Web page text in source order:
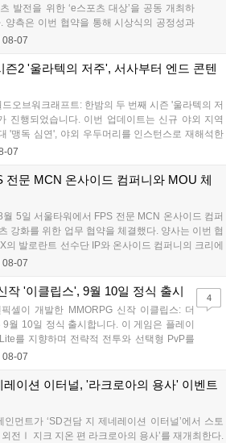
발전을 위한 ‘e스포츠 대상’을 공동 개최하
양측은 이번 협약을 통해 시상식의 공정성과
세대를 겨냥한 미디어 영향력을 확대해 e
만에 재추진되는 이번 시상식이 e스포츠의
알리는 권위 있는 행사가 되도록 노력하겠다
08-07
즌2 '울라텍의 저주', 서사부터 엔드 콘텐
오브워크래프트: 한밤의 두 번째 시즌 '울라텍의 저
진행되었습니다. 이번 업데이트는 신규 야외 지역
'맹독 심연', 야외 우두머리를 인스턴스로 재해석한
개발진은 하우징 시스템 개선 및 신화+ 던전 로테이
07
전문 MCN 온사이드 컴퍼니와 MOU 체
5일 서울타워에서 FPS 전문 MCN 온사이드 컴퍼
강화를 위한 업무 협약을 체결했다. 양사는 이번 협
의 발로란트 선수단 IP와 온사이드 컴퍼니의 크리에
합하여 정규 및 특별 콘텐츠를 공동 기획한다. 또한
그램을 순차적으로 선보이며 e스포츠 생태계 확장에
08-07
작 '이클립스', 9월 10일 정식 출시
셀이 개발한 MMORPG 신작 이클립스: 더
9월 10일 정식 출시합니다. 이 게임은 플레이
를 지향하며 전략적 전투와 선택형 PvP를
재 공식 홈페이지와 앱 마켓에서 사전등록을
채널 추가 시 주차별 스페셜 쿠폰과 한정 스
성한 혜택을 마련해 이용자들의 기대를 모
08-07
4
레이션 이터널, '라크로아의 용사' 이벤트
먼트가 ‘SD건담 지 제네레이션 이터널’에서 스토
외전Ⅰ 지크 지온 편 라크로아의 용사’를 재개최한다.